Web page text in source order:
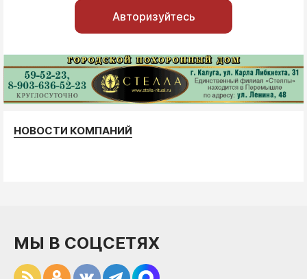
Авторизуйтесь
НОВОСТИ КОМПАНИЙ
МЫ В СОЦСЕТЯХ